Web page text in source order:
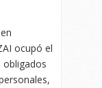
ocupó el
obligados